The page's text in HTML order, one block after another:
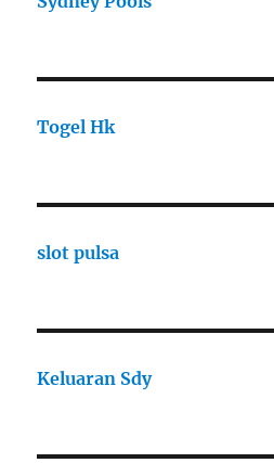
Togel Hk
slot pulsa
Keluaran Sdy